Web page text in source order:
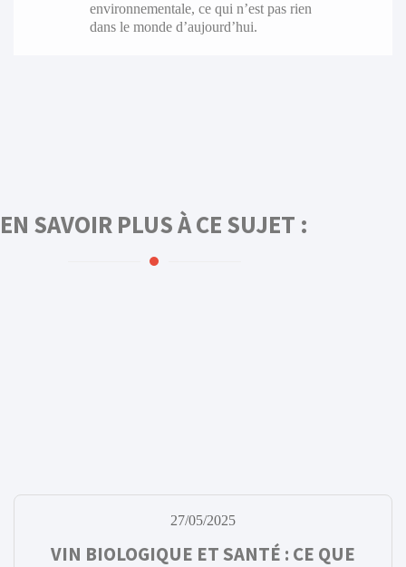
environnementale, ce qui n’est pas rien
dans le monde d’aujourd’hui.
EN SAVOIR PLUS À CE SUJET :
27/05/2025
VIN BIOLOGIQUE ET SANTÉ : CE QUE